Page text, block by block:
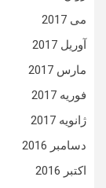
می 2017
آوریل 2017
مارس 2017
فوریه 2017
ژانویه 2017
دسامبر 2016
اکتبر 2016